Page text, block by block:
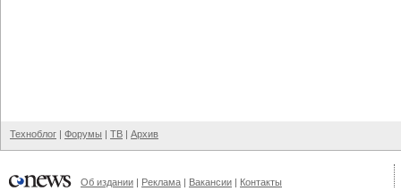
Техноблог | Форумы | ТВ | Архив
Об издании | Реклама | Вакансии | Контакты